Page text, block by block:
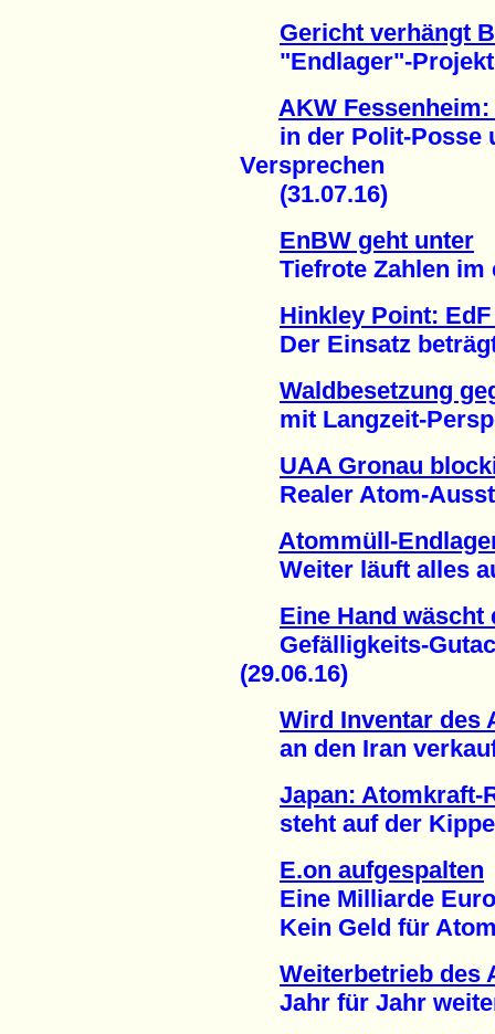
Gericht verhängt
"Endlager"-Projekt
AKW
in der Polit-Posse
Versprechen
(31.07.16)
EnBW geht unter
Tiefrote Zahlen im
Hinkley Point:
Der Einsatz beträgt
Waldbesetzung
mit Langzeit-
UAA Gronau
Realer Atom-
Atommüll-
Weiter läuft alles
Eine Hand wäscht
Gefälligkeits-
(29.06.16)
Wird Inventar des
an den Iran
Japan: Atomkraft-
steht auf der Kippe
E.on aufgespalten
Eine Milliarde Euro
Kein Geld für
Weiterbetrieb des
Jahr für Jahr